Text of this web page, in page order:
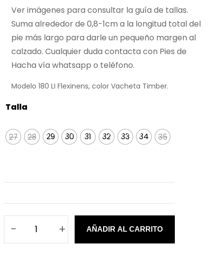
Ver imágenes para consultar la guía de tallas.
Suma alrededor de 0,8-1cm a la longitud total del
pie más largo para darle un pequeño margen al
calzado. Cualquier duda contacta con Pies de
Hacha vía whatsapp o teléfono.
Modelo 180 LI Flexinens, color Vacheta Timber.
Talla
27
27 28
28 29 30 31 32 33 34 35
35
+
- AÑADIR AL CARRITO